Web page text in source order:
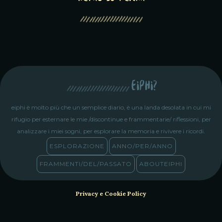
eiphi?
eiphi è molto più che un semplice diario, è una landa desolata in cui mi
rifugio per esternare le mie /discontinue e frammentarie/ riflessioni, per
analizzare i miei sogni, per esplorare la memoria e rivivere i ricordi.
ESPLORAZIONE
ANNO/PER/ANNO
FRAMMENTI/DEL/PASSATO ABOUTEIPHI
Privacy e Cookie Policy